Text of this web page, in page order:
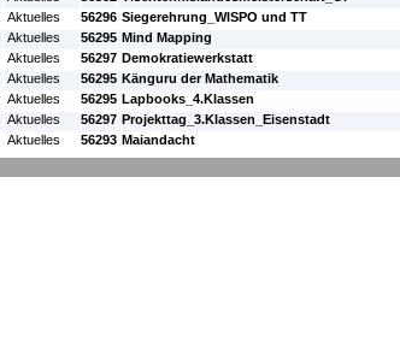
Aktuelles 56296 Siegerehrung_WISPO und TT
Aktuelles 56295 Mind Mapping
Aktuelles 56297 Demokratiewerkstatt
Aktuelles 56295 Känguru der Mathematik
Aktuelles 56295 Lapbooks_4.Klassen
Aktuelles 56297 Projekttag_3.Klassen_Eisenstadt
Aktuelles 56293 Maiandacht